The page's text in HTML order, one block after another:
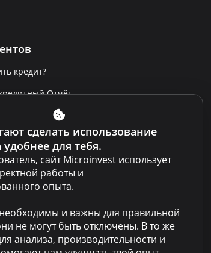
сделать использование
для тебя.
сайт Microinvest использует
работы и
опыта.
необходимы и важны для правильной
не могут быть отключены. В то же
анализа, производительности и
кредит?
Отчёт
о нарушении
сайта
кабинета
противодействию
денег